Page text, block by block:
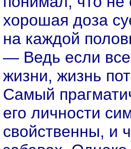
хорошая доза
на каждой
— Ведь если
жизни, жизнь
Самый
его личности
свойственны, и